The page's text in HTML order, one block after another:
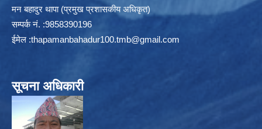
मन बहादुर थापा (प्रमुख प्रशासकीय अधिकृत)
सम्पर्क न‌ं. :9858390196
ईमेल :thapamanbahadur100.tmb@gmail.com
सूचना अधिकारी